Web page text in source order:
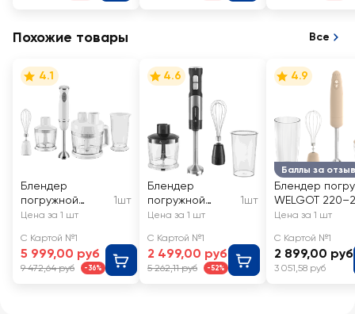
Похожие товары Все
4.1
Блендер
погружной
РЕДМОНД
нержавеющая
сталь,
6,6х39х6,6см,
1шт
Цена за 1 шт
С Картой №1
5 999,00 руб
9 472,64 руб -36%
4.6
Блендер
погружной
РЕДМОНД
пластик/
нержавеющая
сталь,
1шт
Цена за 1 шт
С Картой №1
2 499,00 руб
5 262,11 руб -52%
Баллы за отзыв
4.9
Блендер
WELGOT
50–60Гц,
Цена за 1 шт
С Картой №1
2 899,00 руб
3 051,58 руб